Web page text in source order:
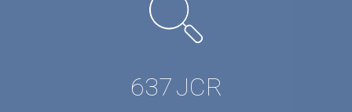
637JCR